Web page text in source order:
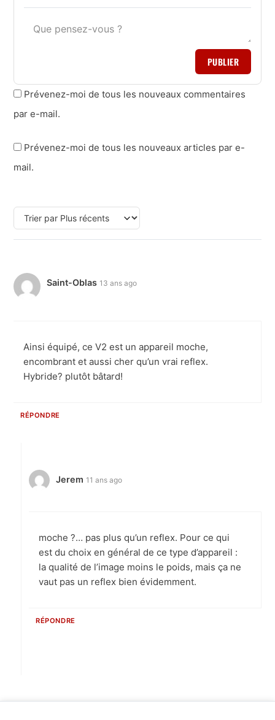
PUBLIER
Prévenez-moi de tous les nouveaux commentaires
par e-mail.
Prévenez-moi de tous les nouveaux articles par e-
mail.
Saint-Oblas 13 ans ago
Ainsi équipé, ce V2 est un appareil moche,
encombrant et aussi cher qu’un vrai reflex.
Hybride? plutôt bâtard!
RÉPONDRE
Jerem 11 ans ago
moche ?… pas plus qu’un reflex. Pour ce qui
est du choix en général de ce type d’appareil :
la qualité de l’image moins le poids, mais ça ne
vaut pas un reflex bien évidemment.
RÉPONDRE